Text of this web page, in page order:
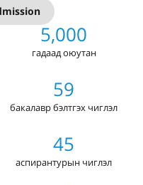
5,000
гадаад оюутан
59
бакалавр бэлтгэх чиглэл
45
аспирантурын чиглэл